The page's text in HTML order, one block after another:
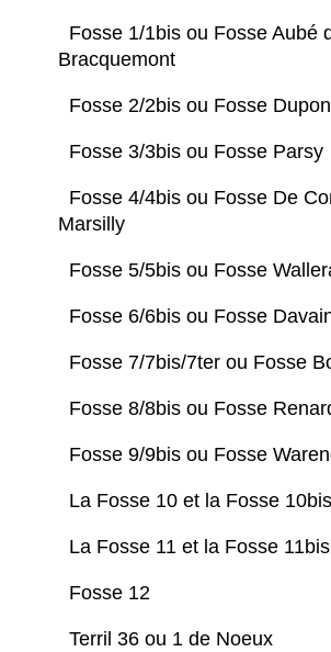
Fosse 1/1bis ou Fosse Aubé
Bracquemont
Fosse 2/2bis ou Fosse
Fosse 3/3bis ou Fosse Parsy
Fosse 4/4bis ou Fosse De
Marsilly
Fosse 5/5bis ou Fosse
Fosse 6/6bis ou Fosse
Fosse 7/7bis/7ter ou Fosse
Fosse 8/8bis ou Fosse
Fosse 9/9bis ou Fosse
La Fosse 10 et la Fosse 10bis
La Fosse 11 et la Fosse 11bis
Fosse 12
Terril 36 ou 1 de Noeux